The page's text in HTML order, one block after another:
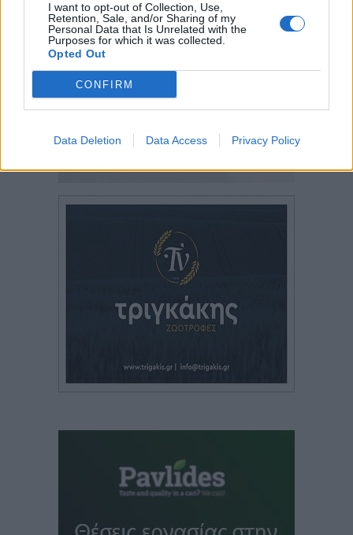
I want to opt-out of Collection, Use,
Retention, Sale, and/or Sharing of my
Personal Data that Is Unrelated with the
Purposes for which it was collected.
Opted Out
CONFIRM
Data Deletion Data Access Privacy Policy